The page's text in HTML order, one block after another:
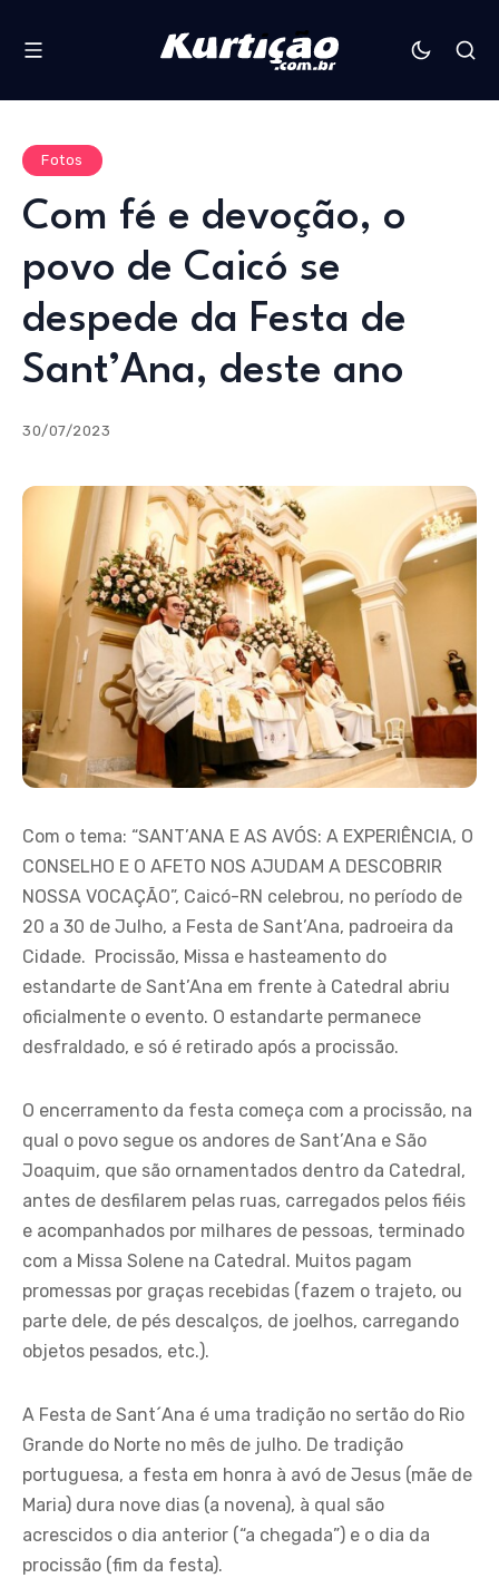
Fotos
Com fé e devoção, o
povo de Caicó se
despede da Festa de
Sant’Ana, deste ano
30/07/2023
Com o tema: “SANT’ANA E AS AVÓS: A EXPERIÊNCIA, O
CONSELHO E O AFETO NOS AJUDAM A DESCOBRIR
NOSSA VOCAÇÃO”, Caicó-RN celebrou, no período de
20 a 30 de Julho, a Festa de Sant’Ana, padroeira da
Cidade. Procissão, Missa e hasteamento do
estandarte de Sant’Ana em frente à Catedral abriu
oficialmente o evento. O estandarte permanece
desfraldado, e só é retirado após a procissão.
O encerramento da festa começa com a procissão, na
qual o povo segue os andores de Sant’Ana e São
Joaquim, que são ornamentados dentro da Catedral,
antes de desfilarem pelas ruas, carregados pelos fiéis
e acompanhados por milhares de pessoas, terminado
com a Missa Solene na Catedral. Muitos pagam
promessas por graças recebidas (fazem o trajeto, ou
parte dele, de pés descalços, de joelhos, carregando
objetos pesados, etc.).
A Festa de Sant´Ana é uma tradição no sertão do Rio
Grande do Norte no mês de julho. De tradição
portuguesa, a festa em honra à avó de Jesus (mãe de
Maria) dura nove dias (a novena), à qual são
acrescidos o dia anterior (“a chegada”) e o dia da
procissão (fim da festa).